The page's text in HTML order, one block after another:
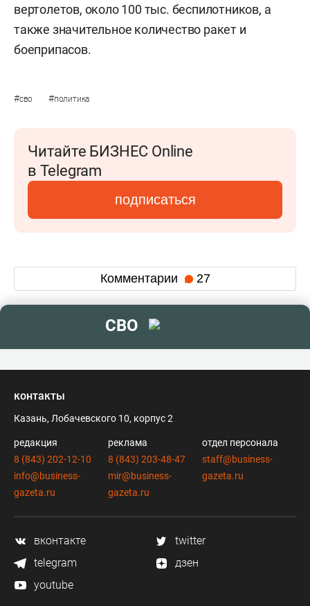
вертолетов, около 100 тыс. беспилотников, а
также значительное количество ракет и
боеприпасов.
#сво #политика
Читайте БИЗНЕС Online
в Telegram
подписаться
Комментарии 27
СВО
контакты
Казань, Лобачевского 10, корпус 2
редакция
8 (843) 202-12-10
info@business-
gazeta.ru
реклама
8 (843) 203-48-47
mir@business-
gazeta.ru
отдел персонала
staff@business-
gazeta.ru
вконтакте
twitter
telegram
дзен
youtube